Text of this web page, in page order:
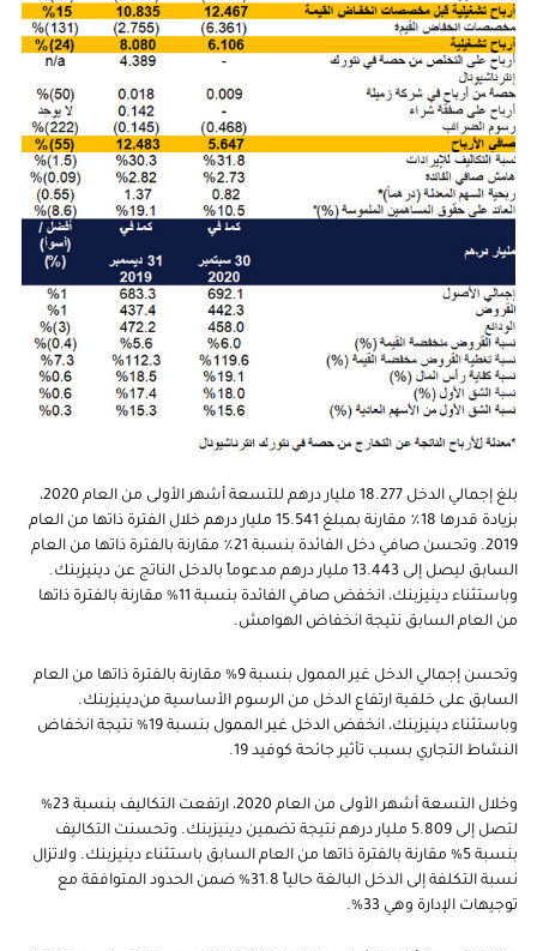
بلغ إجمالي الدخل 18.277 مليار درهم للتسعة أشهر الأولى من العام 2020،
بزيادة قدرها 18٪ مقارنة بمبلغ 15.541 مليار درهم خلال الفترة ذاتها من العام
2019
.
وتحسن صافي دخل الفائدة بنسبة 21٪ مقارنة بالفترة ذاتها من العام
السابق ليصل إلى 13.443 مليار درهم مدعوماً بالدخل الناتج عن دينيزبنك.
وباستثناء دينيزبنك، انخفض صافي الفائدة بنسبة 11% مقارنة بالفترة ذاتها
من العام السابق نتيجة انخفاض الهوامش.
وتحسن إجمالي الدخل غير الممول بنسبة 9% مقارنة بالفترة ذاتها من العام
السابق على خلفية ارتفاع الدخل من الرسوم الأساسية مندينيزبنك.
وباستثناء دينيزبنك، انخفض الدخل غير الممول بنسبة 19% نتيجة انخفاض
النشاط التجاري بسبب تأثير جائحة كوفيد 19.
وخلال التسعة أشهر الأولى من العام 2020، ارتفعت التكاليف بنسبة 23%
لتصل إلى 5.809 مليار درهم نتيجة تضمين دينيزبنك. وتحسنت التكاليف
بنسبة 5% مقارنة بالفترة ذاتها من العام السابق باستثناء دينيزبنك. ولاتزال
نسبة التكلفة إلى الدخل البالغة حالياً 31.8% ضمن الحدود المتوافقة مع
توجيهات الإدارة وهي 33%.